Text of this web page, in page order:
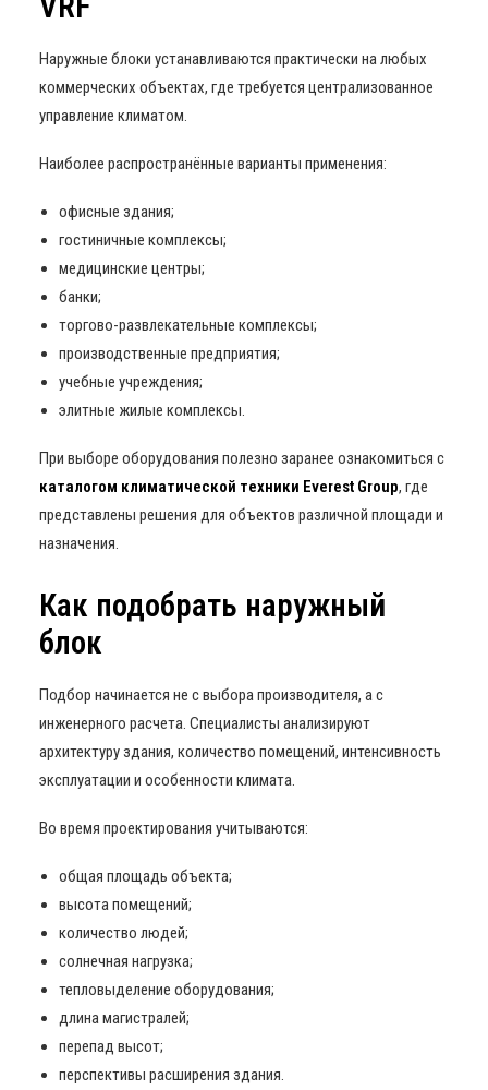
Наружные блоки устанавливаются практически на любых
коммерческих объектах, где требуется централизованное
управление климатом.
Наиболее распространённые варианты применения:
офисные здания;
гостиничные комплексы;
медицинские центры;
банки;
торгово-развлекательные комплексы;
производственные предприятия;
учебные учреждения;
элитные жилые комплексы.
При выборе оборудования полезно заранее ознакомиться с
каталогом климатической техники Everest Group, где
представлены решения для объектов различной площади и
назначения.
Как подобрать наружный
блок
Подбор начинается не с выбора производителя, а с
инженерного расчета. Специалисты анализируют
архитектуру здания, количество помещений, интенсивность
эксплуатации и особенности климата.
Во время проектирования учитываются:
общая площадь объекта;
высота помещений;
количество людей;
солнечная нагрузка;
тепловыделение оборудования;
длина магистралей;
перепад высот;
перспективы расширения здания.